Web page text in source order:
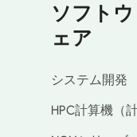
ソフト
ェア
システム開発
HPC計算機（